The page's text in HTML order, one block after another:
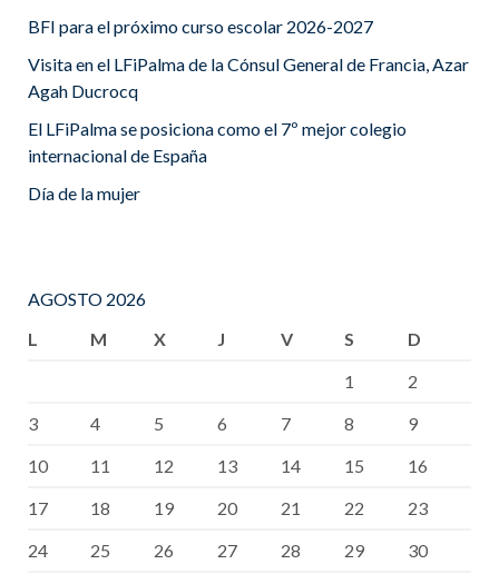
BFI para el próximo curso escolar 2026-2027
Visita en el LFiPalma de la Cónsul General de Francia, Azar
Agah Ducrocq
El LFiPalma se posiciona como el 7º mejor colegio
internacional de España
Día de la mujer
AGOSTO 2026
L
M X J V S
D
1
2
3
4 5 6 7 8
9
10
11 12 13 14 15
16
17
18 19 20 21 22
23
24
25 26 27 28 29 30